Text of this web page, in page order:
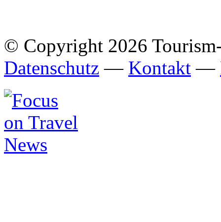
© Copyright 2026
Datenschutz — Kontakt —